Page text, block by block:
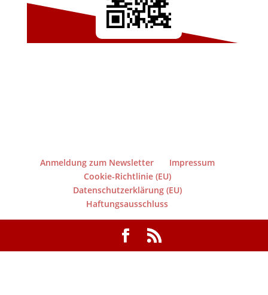
Anmeldung zum Newsletter
Impressum
Cookie-Richtlinie (EU)
Datenschutzerklärung (EU)
Haftungsausschluss